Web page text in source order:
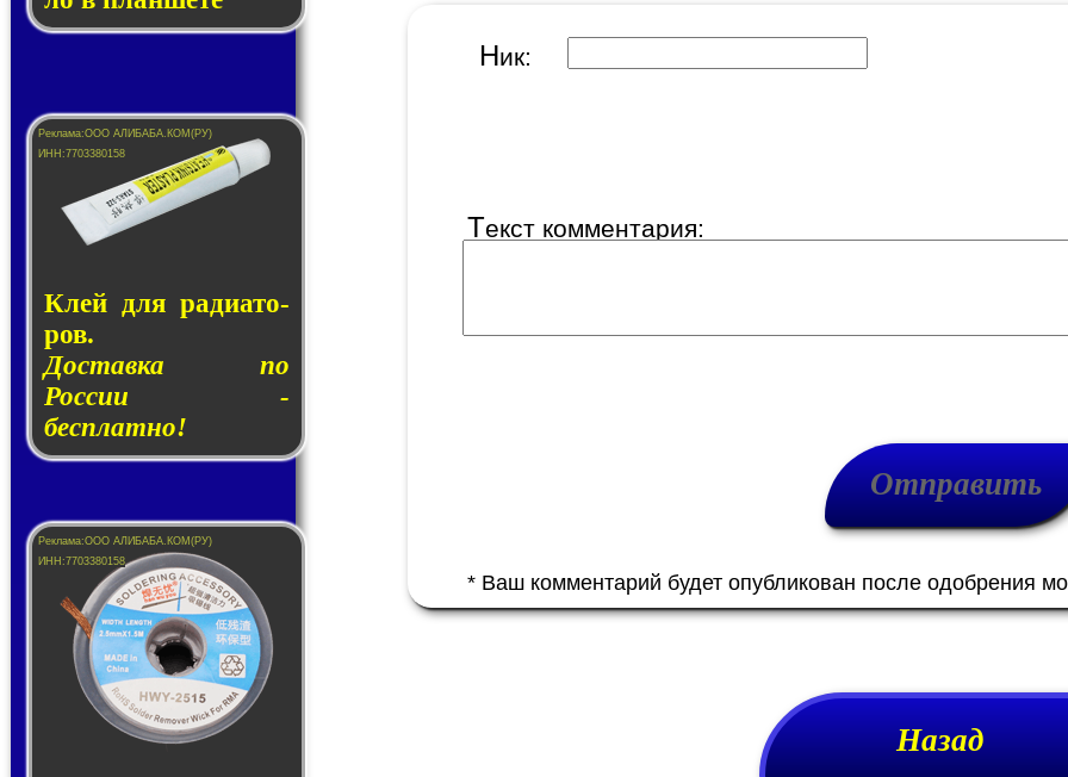
Клей для ра­ди­а­то­
ров.
Доставка по
России -
бесплатно!
Ник:
Текст комментария:
* Ваш комментарий будет опубликован после одобрения
Назад